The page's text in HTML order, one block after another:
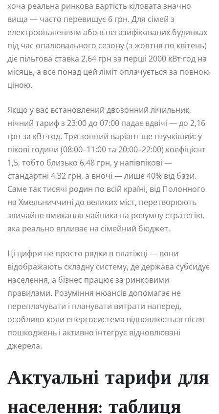
хоча реальна ринкова вартість кіловата значно
вища — часто перевищує 6 грн. Для сімей з
електроопаленням або в негазифікованих будинках
під час опалювального сезону (з жовтня по квітень)
діє пільгова ставка 2,64 грн за перші 2000 кВт·год на
місяць, а все понад цей ліміт оплачується за повною
ціною.
Якщо у вас встановлений двозонний лічильник,
нічний тариф з 23:00 до 07:00 падає вдвічі — до 2,16
грн за кВт·год. Три зонний варіант ще гнучкіший: у
пікові години (08:00–11:00 та 20:00–22:00) коефіцієнт
1,5, тобто близько 6,48 грн, у напівпікові —
стандартні 4,32 грн, а вночі — лише 40% від бази.
Саме так тисячі родин по всій країні, від Полонного
на Хмельниччині до великих міст, перетворюють
звичайне вмикання чайника на розумну стратегію,
яка реально впливає на сімейний бюджет.
Ці цифри не просто рядки в платіжці — вони
відображають складну систему, де держава субсидує
населення, а бізнес працює за ринковими
правилами. Розуміння нюансів допомагає не
переплачувати і планувати витрати наперед,
особливо коли енергосистема відновлюється після
пошкоджень і активно інтегрує відновлювані
джерела.
Актуальні тарифи для
населення: таблиця